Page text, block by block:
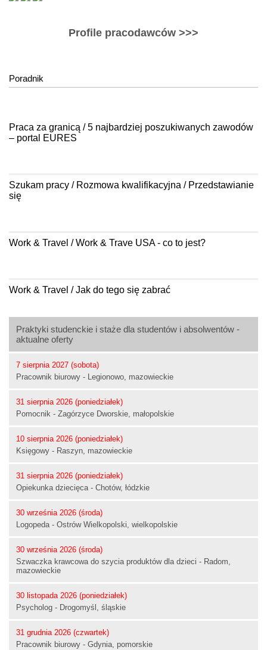
Praktyki studenckie i staże dla studentów i absolwentów -
aktualne oferty
7 sierpnia 2027 (sobota)
Pracownik biurowy - Legionowo, mazowieckie
31 sierpnia 2026 (poniedziałek)
Pomocnik - Zagórzyce Dworskie, małopolskie
10 sierpnia 2026 (poniedziałek)
Księgowy - Raszyn, mazowieckie
31 sierpnia 2026 (poniedziałek)
Opiekunka dziecięca - Chotów, łódzkie
30 września 2026 (środa)
Logopeda - Ostrów Wielkopolski, wielkopolskie
30 września 2026 (środa)
Szwaczka krawcowa do szycia produktów dla dzieci - Radom,
mazowieckie
30 listopada 2026 (poniedziałek)
Psycholog - Drogomyśl, śląskie
31 grudnia 2026 (czwartek)
Pracownik biurowy - Gdynia, pomorskie
Profile pracodawców >>>
Poradnik
Praca za granicą / 5 najbardziej poszukiwanych zawodów
– portal EURES
Szukam pracy / Rozmowa kwalifikacyjna / Przedstawianie
się
Work & Travel / Work & Trave USA - co to jest?
Work & Travel / Jak do tego się zabrać